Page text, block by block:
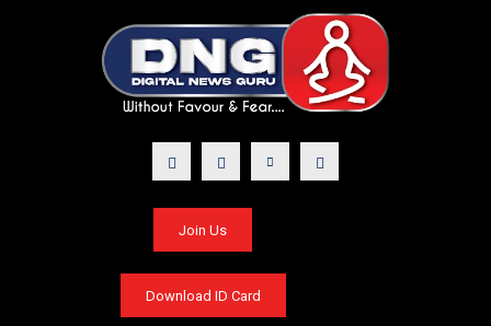
Join Us
Download ID Card